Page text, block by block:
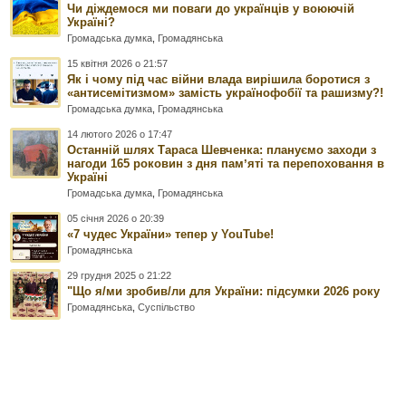
Чи діждемося ми поваги до українців у воюючій
Україні?
Громадська думка Громадянська
15 квітня 2026 о 21:57
Як і чому під час війни влада вирішила боротися з
«антисемітизмом» замість українофобії та рашизму?!
Громадська думка Громадянська
14 лютого 2026 о 17:47
Останній шлях Тараса Шевченка: плануємо заходи з
нагоди 165 роковин з дня памʼяті та перепоховання в
Україні
Громадська думка Громадянська
05 січня 2026 о 20:39
«7 чудес України» тепер у YouTube!
Громадянська
29 грудня 2025 о 21:22
"Що я/ми зробив/ли для України: підсумки 2026 року
Громадянська ,Суспільство